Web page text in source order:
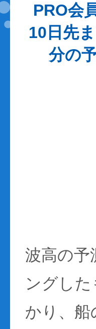
PRO会
10日先
分の
波高の予
ングし
かり、船